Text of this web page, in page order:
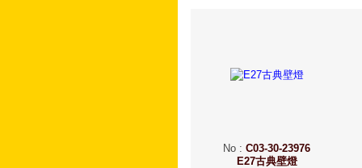
No : C03-30-23976
E27古典壁燈